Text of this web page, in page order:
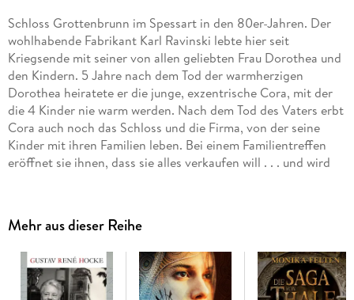
Schloss Grottenbrunn im Spessart in den 80er-Jahren. Der
wohlhabende Fabrikant Karl Ravinski lebte hier seit
Kriegsende mit seiner von allen geliebten Frau Dorothea und
den Kindern. 5 Jahre nach dem Tod der warmherzigen
Dorothea heiratete er die junge, exzentrische Cora, mit der
die 4 Kinder nie warm werden. Nach dem Tod des Vaters erbt
Cora auch noch das Schloss und die Firma, von der seine
Kinder mit ihren Familien leben. Bei einem Familientreffen
eröffnet sie ihnen, dass sie alles verkaufen will . . . und wird
glauben, dass ihre Geschwister den Mord verübt haben
sollen. Sie findet den alten schwarzen Spiegel wieder, der laut
ihrer Mutter immer die Wahrheit sagte . . . auch dieses Mal?
Mehr aus dieser Reihe